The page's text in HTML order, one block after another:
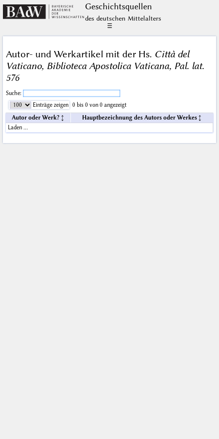
Geschichts­quellen
des deutschen Mittelalters
☰
Autor- und Werkartikel mit der Hs. Città del
Vaticano, Biblioteca Apostolica Vaticana, Pal. lat.
576
Suche:
Einträge zeigen
0 bis 0 von 0 angezeigt
Autor oder Werk?
Hauptbezeichnung des Autors oder Werkes
Laden …